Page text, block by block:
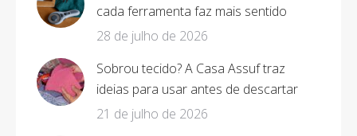
cada ferramenta faz mais sentido
28 de julho de 2026
Sobrou tecido? A Casa Assuf traz
ideias para usar antes de descartar
21 de julho de 2026